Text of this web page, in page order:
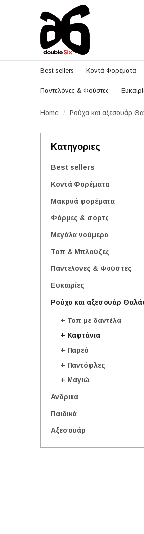
Best sellers Κοντά Φορέματα
Παντελόνες & Φούστες
Home Ρούχα και αξεσουάρ
Κατηγοριες
Best sellers
Κοντά Φορέματα
Μακρυά φορέματα
Φόρμες & σόρτς
Μεγάλα νούμερα
Τοπ & Μπλούζες
Παντελόνες & Φούστες
Ευκαιρίες
Ρούχα και αξεσουάρ
+ Τοπ με δαντέλα
+ Καφτάνια
+ Παρεό
+ Παντόφλες
+ Μαγιώ
Ανδρικά
Παιδικά
Αξεσουάρ